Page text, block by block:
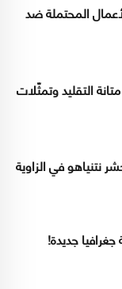
المحتملة ضد
التقليد وتمثّلات
نتنياهو في الزاوية
جديدة!